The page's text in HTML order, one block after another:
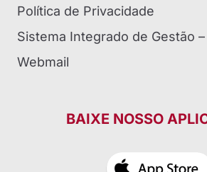
Política de Privacidade
Sistema Integrado de Gestão –
Webmail
BAIXE NOSSO